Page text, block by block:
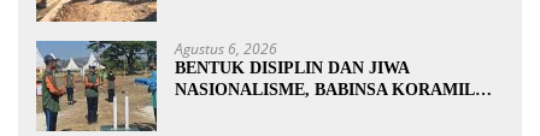
Agustus 6, 2026
BENTUK DISIPLIN DAN JIWA
NASIONALISME, BABINSA KORAMIL